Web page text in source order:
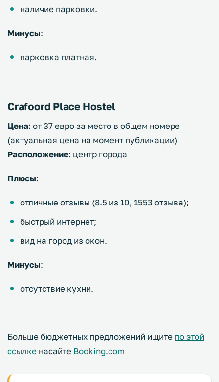
наличие парковки.
Минусы:
парковка платная.
Crafoord Place Hostel
Цена: от 37 евро за место в общем номере
(актуальная цена на момент публикации)
Расположение: центр города
Плюсы:
отличные отзывы (8.5 из 10, 1553 отзыва);
быстрый интернет;
вид на город из окон.
Минусы:
отсутствие кухни.
Больше бюджетных предложений ищите по этой
ссылке насайте Booking.com